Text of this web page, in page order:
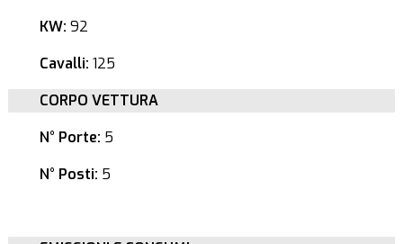
KW: 92
Cavalli: 125
CORPO VETTURA
N° Porte: 5
N° Posti: 5